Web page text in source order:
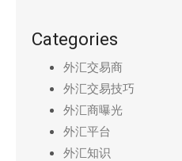
Categories
外汇交易商
外汇交易技巧
外汇商曝光
外汇平台
外汇知识